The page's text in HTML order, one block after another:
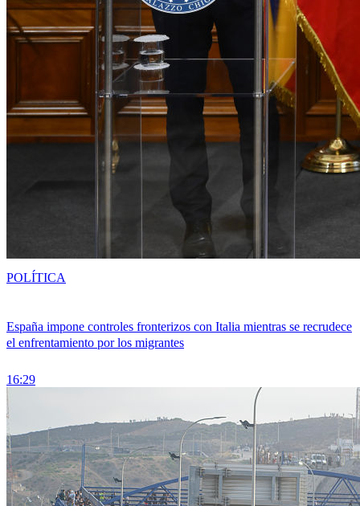
España impone controles fronterizos con Italia mientras se recrudece
el enfrentamiento por los migrantes
16:29
POLÍTICA